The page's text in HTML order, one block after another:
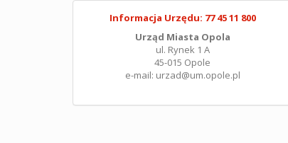
Informacja Urzędu: 77 45 11 800
Urząd Miasta Opola
ul. Rynek 1 A
45-015 Opole
e-mail: urzad@um.opole.pl